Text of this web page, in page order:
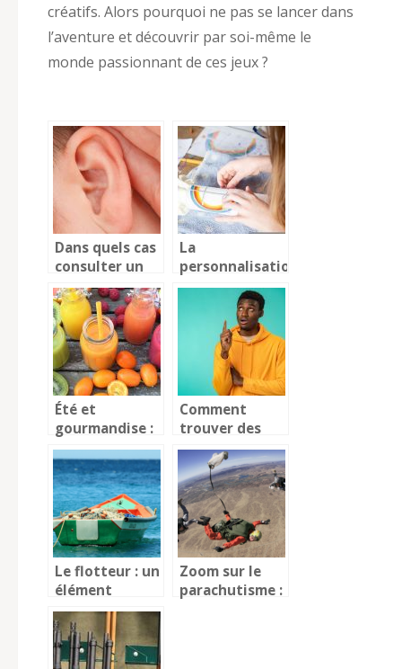
créatifs. Alors pourquoi ne pas se lancer dans
l’aventure et découvrir par soi-même le
monde passionnant de ces jeux ?
Dans quels cas
consulter un
centre
d’audition et
audioprothésiste
?
La
personnalisation
: une tendance
Été et
gourmandise :
que
consommer
pendant la
canicule ?
Comment
trouver des
surnoms
facilement ?
Le flotteur : un
élément
important du
bateau
Zoom sur le
parachutisme :